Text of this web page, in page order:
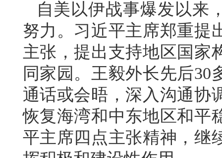
自美以伊战事爆发以来
努力。习近平主席郑重提
主张，提出支持地区国家
同家园。王毅外长先后30
通话或会晤，深入沟通协
恢复海湾和中东地区和平
平主席四点主张精神，继